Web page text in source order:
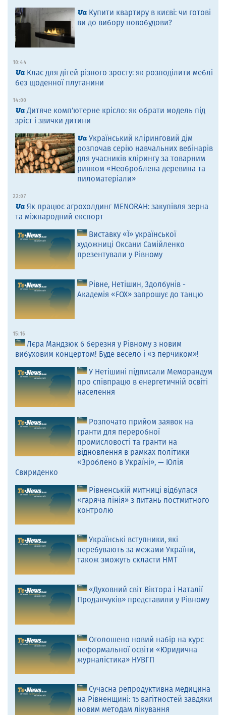
Купити квартиру в києві: чи готові
ви до вибору новобудови?
10:44
Клас для дітей різного зросту: як розподілити меблі
без щоденної плутанини
14:00
Дитяче комп’ютерне крісло: як обрати модель під
зріст і звички дитини
Український кліринговий дім
розпочав серію навчальних вебінарів
для учасників клірингу за товарним
ринком «Необроблена деревина та
пиломатеріали»
22:07
Як працює агрохолдинг MENORAH: закупівля зерна
та міжнародний експорт
Виставку «Ї» української
художниці Оксани Самійленко
презентували у Рівному
Рівне, Нетішин, Здолбунів -
Академія «FOX» запрошує до танцю
15:16
Лєра Мандзюк 6 березня у Рівному з новим
вибуховим концертом! Буде весело і «з перчиком»!
У Нетішині підписали Меморандум
про співпрацю в енергетичній освіті
населення
Розпочато прийом заявок на
гранти для переробної
промисловості та гранти на
відновлення в рамках політики
«Зроблено в Україні», — Юлія
Свириденко
Рівненській митниці відбулася
«гаряча лінія» з питань постмитного
контролю
Українські вступники, які
перебувають за межами України,
також зможуть скласти НМТ
«Духовний світ Віктора і Наталії
Проданчуків» представили у Рівному
Оголошено новий набір на курс
неформальної освіти «Юридична
журналістика» НУВГП
Сучасна репродуктивна медицина
на Рівненщині: 15 вагітностей завдяки
новим методам лікування